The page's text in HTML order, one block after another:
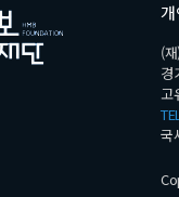
(
경
고
국